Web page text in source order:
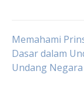
Post
Memahami
Dasar dalam
Undang